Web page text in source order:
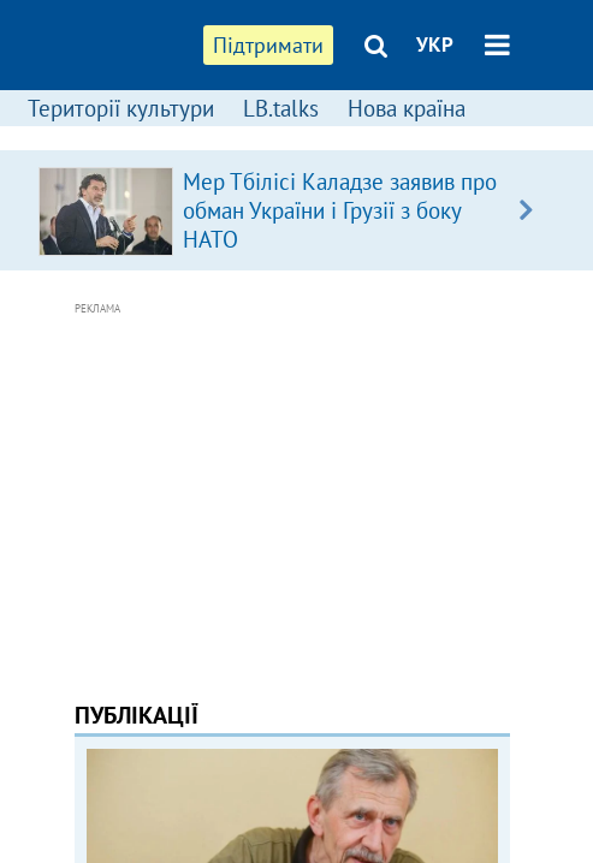
Підтримати УКР
Території культури LB.talks Нова країна
Мер Тбілісі Каладзе заявив про
обман України і Грузії з боку
НАТО
РЕКЛАМА
ПУБЛІКАЦІЇ